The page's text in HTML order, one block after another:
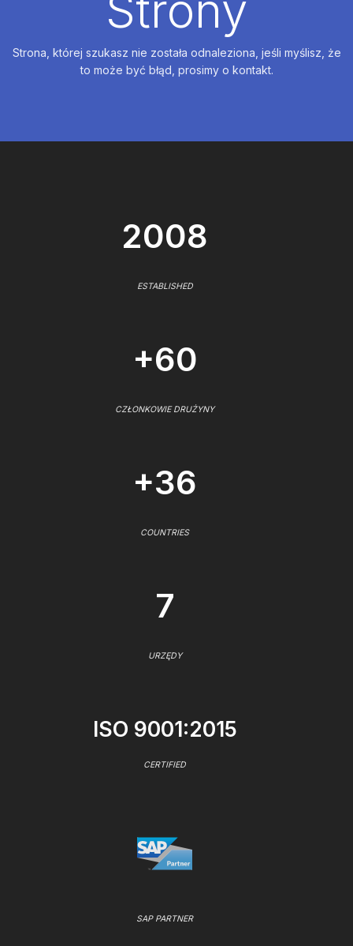
Strona, której szukasz nie została odnaleziona, jeśli myślisz, że
to może być błąd, prosimy o kontakt.
2008
ESTABLISHED
+60
CZŁONKOWIE DRUŻYNY
+36
COUNTRIES
7
URZĘDY
ISO 9001:2015
CERTIFIED
SAP PARTNER